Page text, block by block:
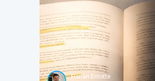
Florian Ernotte